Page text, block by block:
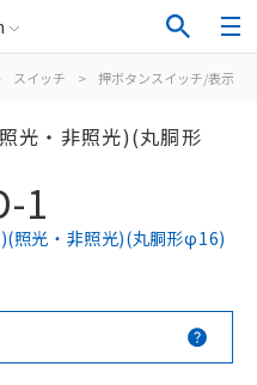
スイッチ > 押ボタンスイッチ/表示灯
光・非照光)(丸胴形
1
照光・非照光)(丸胴形φ16)